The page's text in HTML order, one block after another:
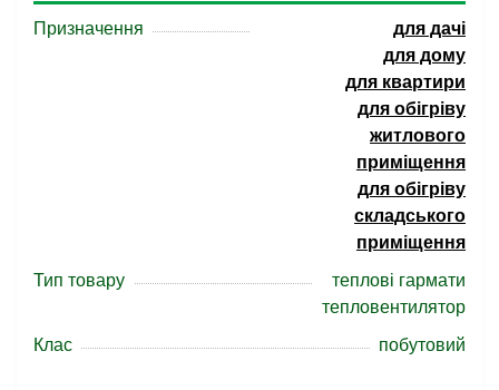
Призначення
для дачі
для дому
для квартири
для обігріву
житлового
приміщення
для обігріву
складського
приміщення
Тип товару
теплові гармати
тепловентилятор
Клас
побутовий